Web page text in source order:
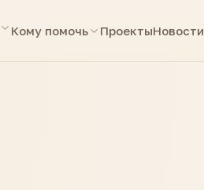
Кому помочь ПроектыНовости